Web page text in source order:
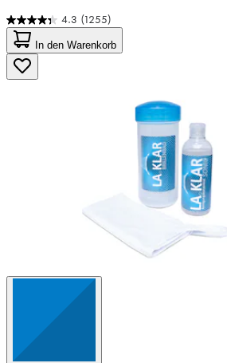
4.3 (1255)
4.3
von
5
Sternen.
1255
In den Warenkorb